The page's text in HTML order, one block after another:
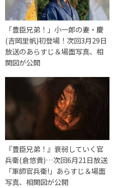
「豊臣兄弟！」小一郎の妻・慶
(吉岡里帆)初登場！次回3月29日
放送のあらすじ＆場面写真、相
関図が公開
『豊臣兄弟！』衰弱していく官
兵衛(倉悠貴)…次回6月21日放送
「軍師官兵衛!」あらすじ＆場面
写真、相関図が公開